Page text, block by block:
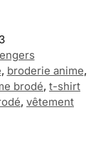
, broderie anime,
brodé, t-shirt
, vêtement